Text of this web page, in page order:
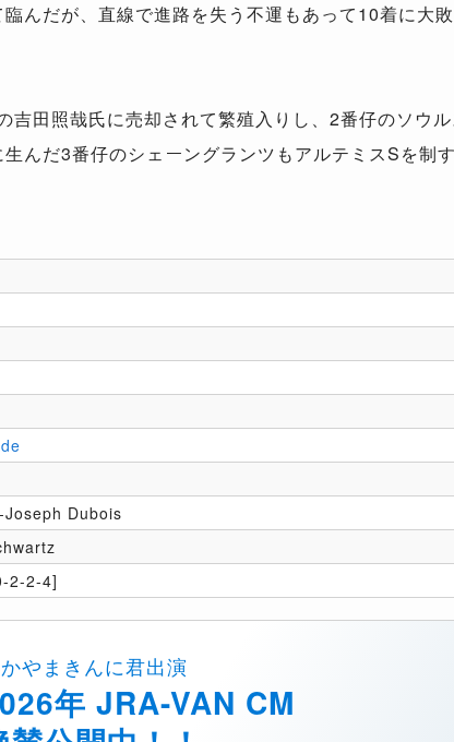
んだが、直線で進路を失う不運もあって10着に大
吉田照哉氏に売却されて繁殖入りし、2番仔のソウ
んだ3番仔のシェーングランツもアルテミスSを制
Dubois
2-2-4]
やまきんに君出演
年 JRA-VAN CM